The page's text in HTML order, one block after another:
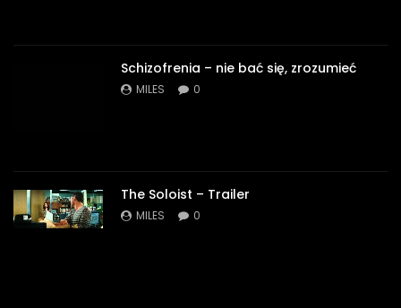
Schizofrenia – nie bać się, zrozumieć
MILES 0
The Soloist – Trailer
MILES 0